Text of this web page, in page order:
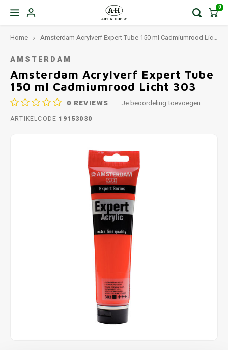
0
Home Amsterdam Acrylverf Expert Tube 150 ml Cadmiumrood Licht 303
AMSTERDAM
Amsterdam Acrylverf Expert Tube
150 ml Cadmiumrood Licht 303
0 REVIEWS Je beoordeling toevoegen
ARTIKELCODE 19153030